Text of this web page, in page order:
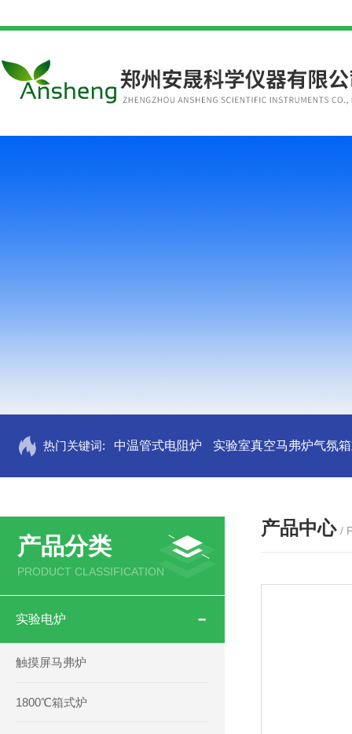
热门关键词: 中温管式电阻炉 实验室真空马弗炉气氛
产品分类
PRODUCT CLASSIFICATION
实验电炉
触摸屏马弗炉
1800℃箱式炉
产品中心 /